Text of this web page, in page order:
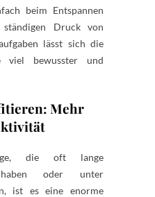
beim Entspannen
ständigen Druck von
lässt sich die
bewusster und
Mehr
die oft lange
haben oder unter
ist es eine enorme